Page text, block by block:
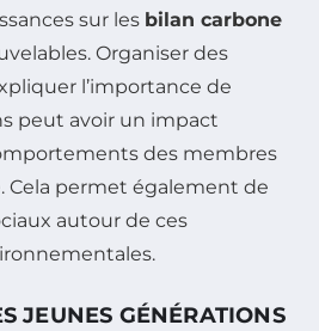
sur les bilan carbone
Organiser des
l’importance de
peut avoir un impact
des membres
Cela permet également de
autour de ces
JEUNES GÉNÉRATIONS